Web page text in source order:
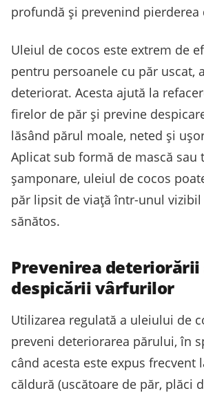
profundă și prevenind pierderea
Uleiul de cocos este extrem de
pentru persoanele cu păr uscat,
deteriorat. Acesta ajută la
firelor de păr și previne
lăsând părul moale, neted și
Aplicat sub formă de mască sau
șamponare, uleiul de cocos
păr lipsit de viață într-unul
sănătos.
Prevenirea deteriorării
despicării vârfurilor
Utilizarea regulată a uleiului de
preveni deteriorarea părului, în
când acesta este expus frecvent
căldură (uscătoare de păr, plăci